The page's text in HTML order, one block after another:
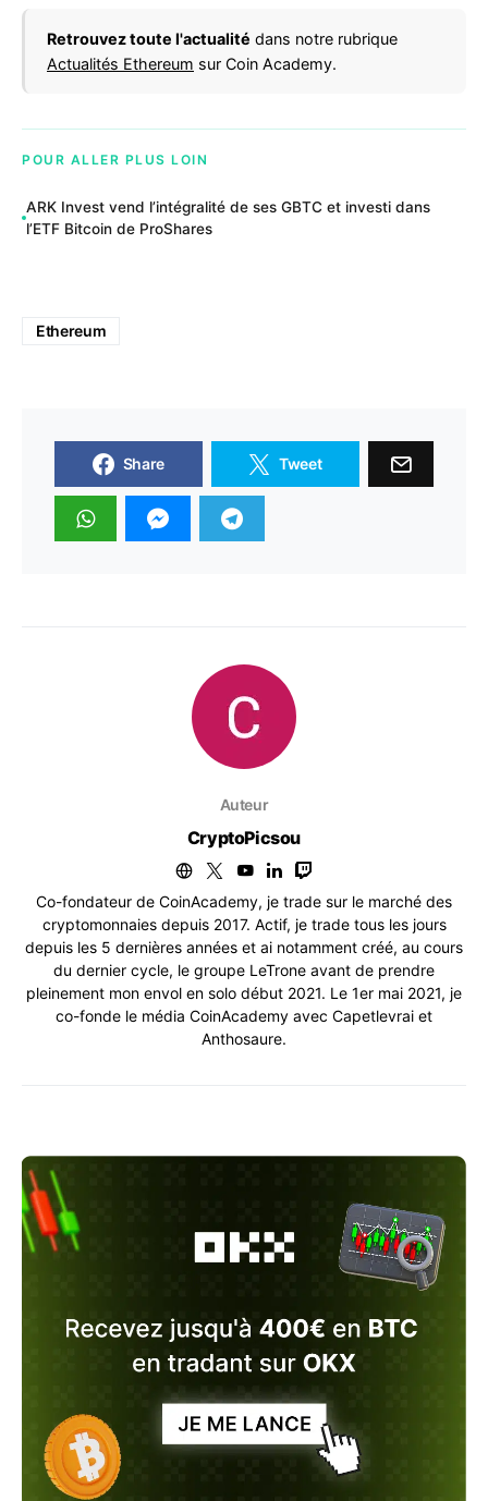
Retrouvez toute l'actualité dans notre rubrique
Actualités Ethereum sur Coin Academy.
POUR ALLER PLUS LOIN
ARK Invest vend l’intégralité de ses GBTC et investi dans
l’ETF Bitcoin de ProShares
Ethereum
Share Tweet
Auteur
CryptoPicsou
Co-fondateur de CoinAcademy, je trade sur le marché des
cryptomonnaies depuis 2017. Actif, je trade tous les jours
depuis les 5 dernières années et ai notamment créé, au cours
du dernier cycle, le groupe LeTrone avant de prendre
pleinement mon envol en solo début 2021. Le 1er mai 2021, je
co-fonde le média CoinAcademy avec Capetlevrai et
Anthosaure.